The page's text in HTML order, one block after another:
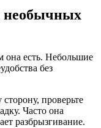
необычных
она есть. Небольшие
без
проверьте
Часто она
разбрызгивание.